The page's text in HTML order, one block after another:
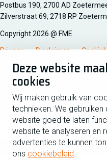
Deze website
cookies
Wij maken gebruik van
technieken. We
website goed te laten
website te analyseren en
advertenties te kunnen
ons cookiebeleid.
Managementsyteem
Postbus 190, 2700 AD
Zilverstraat 69, 2718 RP
Copyright 2026 @ FME
Privacy Disclaimer
Schrijf je in voor de
Voornaam
Achternaam